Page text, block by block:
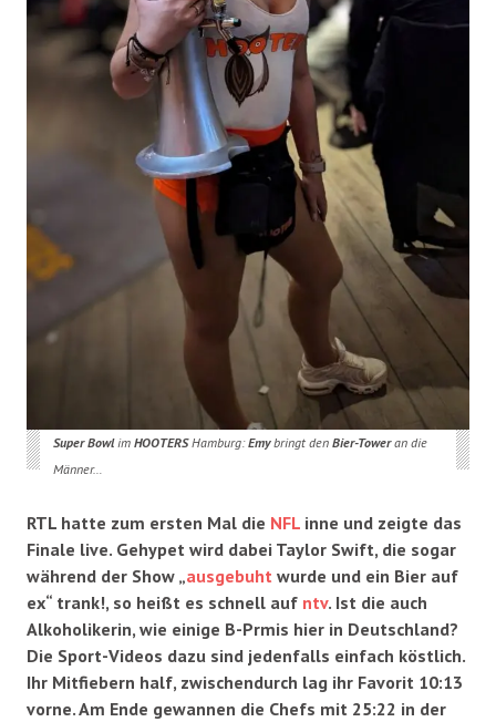
Super Bowlim HOOTERSHamburg:Emybringt den Bier-Toweran die
Männer…
RTL hatte zum ersten Mal die NFL inne und zeigte das
Finale live. Gehypet wird dabei Taylor Swift, die sogar
während der Show „ausgebuht wurde und ein Bier auf
ex“ trank!, so heißt es schnell auf ntv. Ist die auch
Alkoholikerin, wie einige B-Prmis hier in Deutschland?
Die Sport-Videos dazu sind jedenfalls einfach köstlich.
Ihr Mitfiebern half, zwischendurch lag ihr Favorit 10:13
vorne. Am Ende gewannen die Chefs mit 25:22 in der